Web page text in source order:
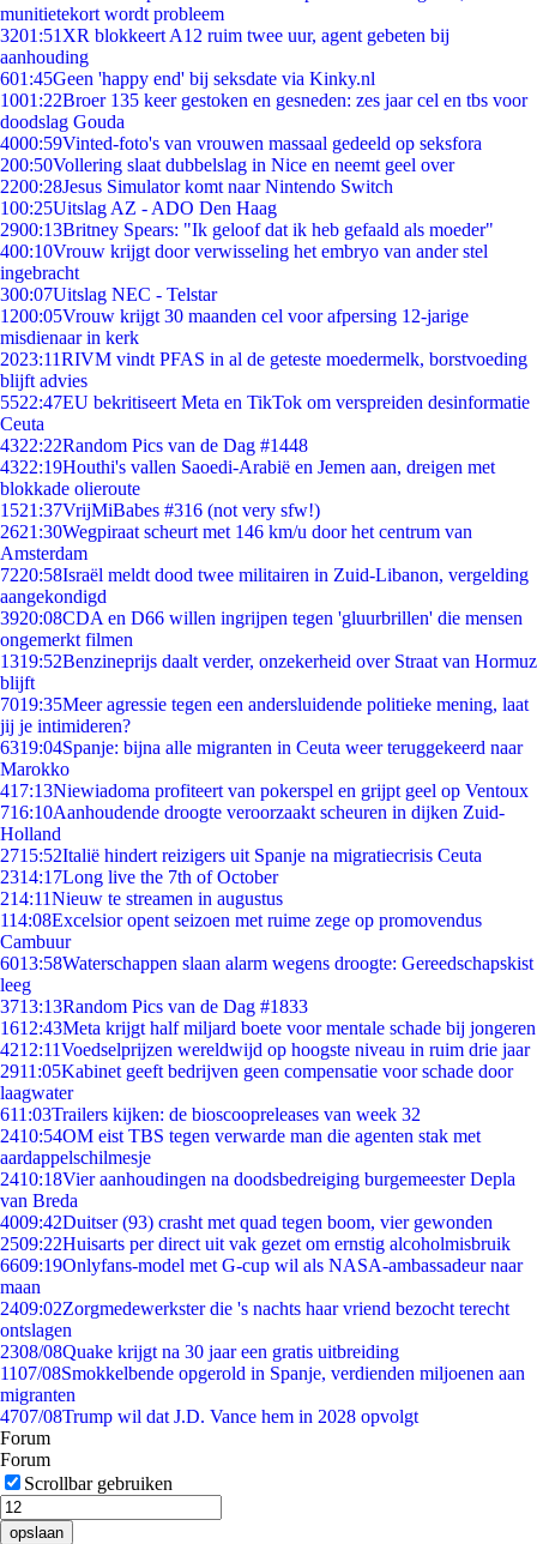
munitietekort wordt probleem
3201:51 XR blokkeert A12 ruim twee uur, agent gebeten bij
aanhouding
601:45Geen 'happy end' bij seksdate via Kinky.nl
1001:22Broer 135 keer gestoken en gesneden: zes jaar cel en tbs voor
doodslag Gouda
4000:59Vinted-foto's van vrouwen massaal gedeeld op seksfora
200:50Vollering slaat dubbelslag in Nice en neemt geel over
2200:28Jesus Simulator komt naar Nintendo Switch
100:25Uitslag AZ - ADO Den Haag
2900:13Britney Spears: "Ik geloof dat ik heb gefaald als moeder"
400:10Vrouw krijgt door verwisseling het embryo van ander stel
ingebracht
300:07Uitslag NEC - Telstar
1200:05Vrouw krijgt 30 maanden cel voor afpersing 12-jarige
misdienaar in kerk
2023:11RIVM vindt PFAS in al de geteste moedermelk, borstvoeding
blijft advies
5522:47EU bekritiseert Meta en TikTok om verspreiden desinformatie
Ceuta
4322:22Random Pics van de Dag #1448
4322:19Houthi's vallen Saoedi-Arabië en Jemen aan, dreigen met
blokkade olieroute
1521:37VrijMiBabes #316 (not very sfw!)
2621:30Wegpiraat scheurt met 146 km/u door het centrum van
Amsterdam
7220:58Israël meldt dood twee militairen in Zuid-Libanon, vergelding
aangekondigd
3920:08CDA en D66 willen ingrijpen tegen 'gluurbrillen' die mensen
ongemerkt filmen
1319:52Benzineprijs daalt verder, onzekerheid over Straat van Hormuz
blijft
7019:35Meer agressie tegen een andersluidende politieke mening, laat
jij je intimideren?
6319:04Spanje: bijna alle migranten in Ceuta weer teruggekeerd naar
Marokko
417:13Niewiadoma profiteert van pokerspel en grijpt geel op Ventoux
716:10Aanhoudende droogte veroorzaakt scheuren in dijken Zuid-
Holland
2715:52Italië hindert reizigers uit Spanje na migratiecrisis Ceuta
2314:17Long live the 7th of October
214:11Nieuw te streamen in augustus
114:08Excelsior opent seizoen met ruime zege op promovendus
Cambuur
6013:58Waterschappen slaan alarm wegens droogte: Gereedschapskist
leeg
3713:13Random Pics van de Dag #1833
1612:43Meta krijgt half miljard boete voor mentale schade bij jongeren
4212:11Voedselprijzen wereldwijd op hoogste niveau in ruim drie jaar
2911:05Kabinet geeft bedrijven geen compensatie voor schade door
laagwater
611:03Trailers kijken: de bioscoopreleases van week 32
2410:54OM eist TBS tegen verwarde man die agenten stak met
aardappelschilmesje
2410:18Vier aanhoudingen na doodsbedreiging burgemeester Depla
van Breda
4009:42Duitser (93) crasht met quad tegen boom, vier gewonden
2509:22Huisarts per direct uit vak gezet om ernstig alcoholmisbruik
6609:19Onlyfans-model met G-cup wil als NASA-ambassadeur naar
maan
2409:02Zorgmedewerkster die 's nachts haar vriend bezocht terecht
ontslagen
2308/08Quake krijgt na 30 jaar een gratis uitbreiding
1107/08Smokkelbende opgerold in Spanje, verdienden miljoenen aan
migranten
4707/08Trump wil dat J.D. Vance hem in 2028 opvolgt
Forum
Forum
Scrollbar gebruiken
opslaan